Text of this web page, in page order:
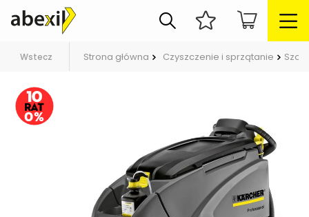
Wstecz Strona główna Czyszczenie i sprzątanie